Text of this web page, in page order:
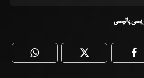
پالیسی
WhatsApp Twitter